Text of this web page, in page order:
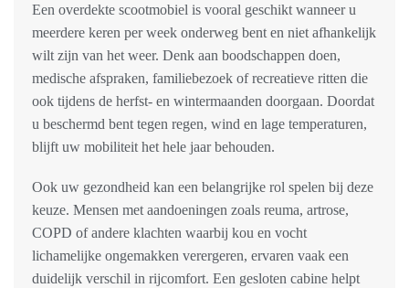
Een overdekte scootmobiel is vooral geschikt wanneer u
meerdere keren per week onderweg bent en niet afhankelijk
wilt zijn van het weer. Denk aan boodschappen doen,
medische afspraken, familiebezoek of recreatieve ritten die
ook tijdens de herfst- en wintermaanden doorgaan. Doordat
u beschermd bent tegen regen, wind en lage temperaturen,
blijft uw mobiliteit het hele jaar behouden.
Ook uw gezondheid kan een belangrijke rol spelen bij deze
keuze. Mensen met aandoeningen zoals reuma, artrose,
COPD of andere klachten waarbij kou en vocht
lichamelijke ongemakken verergeren, ervaren vaak een
duidelijk verschil in rijcomfort. Een gesloten cabine helpt